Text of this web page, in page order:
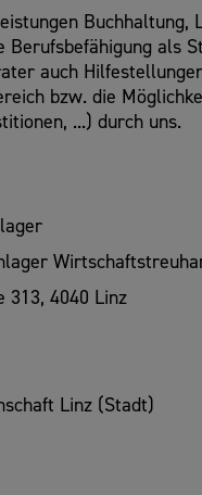
Berufsbefähigung als
auch
bzw. die
...) durch uns.
4040 Linz
Linz (Stadt)